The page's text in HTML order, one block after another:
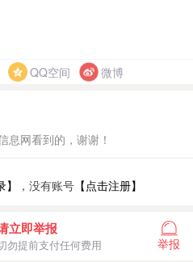
QQ空间 微博
息网看到的，谢谢！
】 ，没有账号 【点击注册】
立即举报
勿提前支付任何费用 举报